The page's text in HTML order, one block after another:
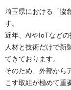
埼玉県における「協
す。
近年、AIやIoTなど
人材と技術だけで新
てきております。
そのため、外部から
こす取組が極めて重